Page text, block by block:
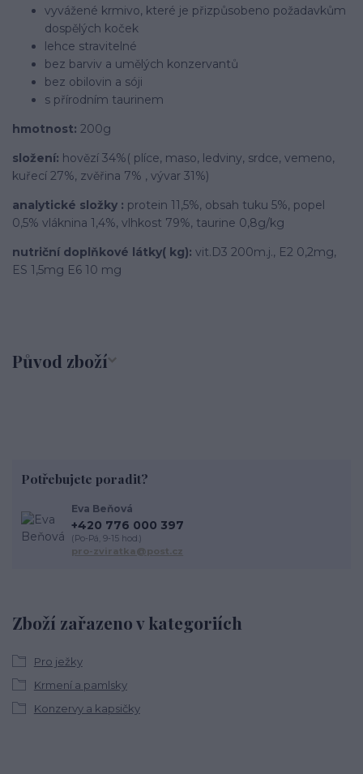
vyvážené krmivo, které je přizpůsobeno požadavkům
dospělých koček
lehce stravitelné
bez barviv a umělých konzervantů
bez obilovin a sóji
s přírodním taurinem
hmotnost: 200g
složení: hovězí 34%( plíce, maso, ledviny, srdce, vemeno,
kuřecí 27%, zvěřina 7% , vývar 31%)
analytické složky : protein 11,5%, obsah tuku 5%, popel
0,5% vláknina 1,4%, vlhkost 79%, taurine 0,8g/kg
nutriční doplňkové látky( kg): vit.D3 200m.j., E2 0,2mg,
ES 1,5mg E6 10 mg
Původ zboží
Zboží zařazeno v kategoriích
Pro ježky
Krmení a pamlsky
Konzervy a kapsičky
Potřebujete poradit?
Eva Beňová
+420 776 000 397
(Po-Pá, 9-15 hod.)
pro-zviratka@post.cz